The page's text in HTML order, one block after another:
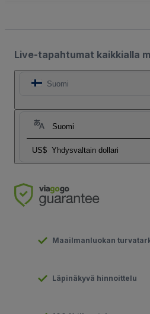
Live-tapahtumat kaikkialla
Suomi
Suomi
US$ Yhdysvaltain dollari
Maailmanluokan
Läpinäkyvä hinnoittelu